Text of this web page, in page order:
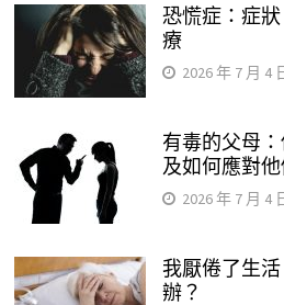
恐慌症：症狀
療
2026 年 7 月 4
有毒的父母
及如何應對他
2026 年 7 月 4
我厭倦了生
辦？